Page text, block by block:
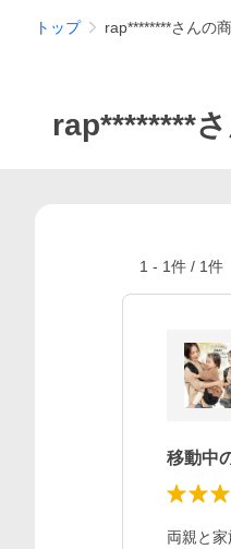
トップ rap********さんの
rap********
1 - 1件 / 1件
移動中
両親と